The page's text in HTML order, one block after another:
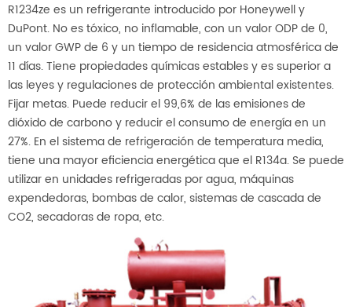
R1234ze es un refrigerante introducido por Honeywell y
DuPont. No es tóxico, no inflamable, con un valor ODP de 0,
un valor GWP de 6 y un tiempo de residencia atmosférica de
11 días. Tiene propiedades químicas estables y es superior a
las leyes y regulaciones de protección ambiental existentes.
Fijar metas. Puede reducir el 99,6% de las emisiones de
dióxido de carbono y reducir el consumo de energía en un
27%. En el sistema de refrigeración de temperatura media,
tiene una mayor eficiencia energética que el R134a. Se puede
utilizar en unidades refrigeradas por agua, máquinas
expendedoras, bombas de calor, sistemas de cascada de
CO2, secadoras de ropa, etc.